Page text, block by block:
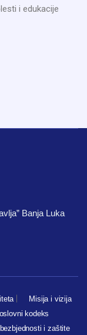
i edukacije
Banja Luka
Misija i vizija
kodeks
i zaštite